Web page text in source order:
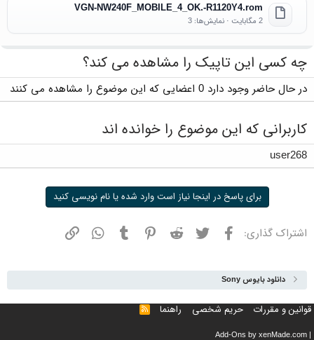
VGN-NW240F_MOBILE_4_OK.-R1120Y4.rom
2 مگابایت · نمایش‌ها: 3
چه کسی این تاپیک را مشاهده می کند؟
در حال حاضر وجود دارد 0 اعضایی که این موضوع را مشاهده می کنند
کاربرانی که این موضوع را خوانده اند
user268
برای پاسخ در اینجا نیاز است وارد شده یا نام نویسی کنید
اشتراک گذاری: فیسبوک توییتر ردیت پینترستتامبلر واتسپ
دانلود بایوس Sony
قوانین و مقررات حریم شخصی راهنما خوراک
|
Add-Ons by xenMade.com